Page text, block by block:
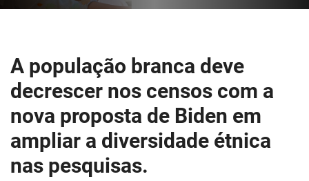
A população branca deve
decrescer nos censos com a
nova proposta de Biden em
ampliar a diversidade étnica
nas pesquisas.